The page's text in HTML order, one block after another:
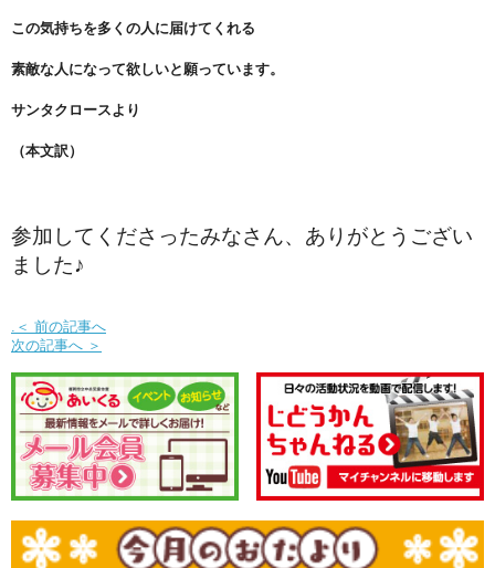
この気持ちを多くの人に届けてくれる
素敵な人になって欲しいと願っています。
サンタクロースより
（本文訳）
参加してくださったみなさん、ありがとうござい
ました♪
.＜ 前の記事へ
次の記事へ ＞